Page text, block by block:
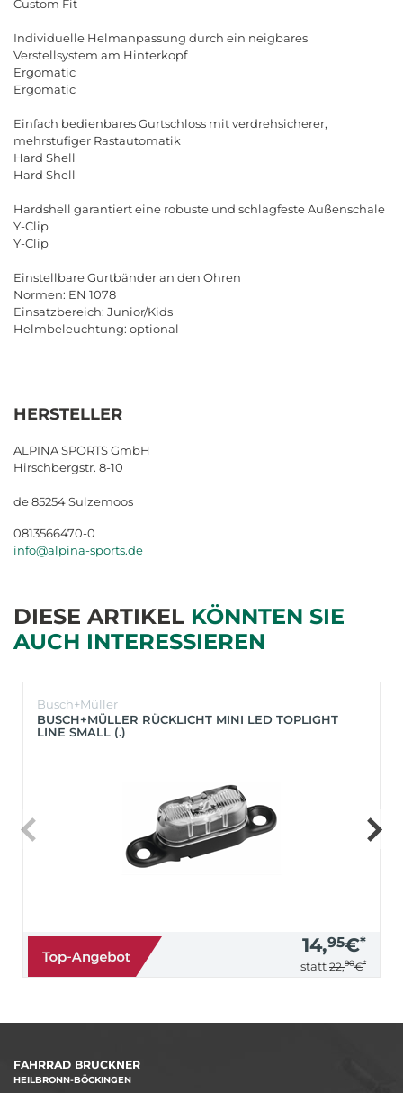
Custom Fit
Individuelle Helmanpassung durch ein neigbares
Verstellsystem am Hinterkopf
Ergomatic
Ergomatic
Einfach bedienbares Gurtschloss mit verdrehsicherer,
mehrstufiger Rastautomatik
Hard Shell
Hard Shell
Hardshell garantiert eine robuste und schlagfeste Außenschale
Y-Clip
Y-Clip
Einstellbare Gurtbänder an den Ohren
Normen: EN 1078
Einsatzbereich: Junior/Kids
Helmbeleuchtung: optional
HERSTELLER
ALPINA SPORTS GmbH
Hirschbergstr. 8-10
de 85254 Sulzemoos
0813566470-0
info@alpina-sports.de
DIESE ARTIKEL KÖNNTEN SIE
AUCH INTERESSIEREN
Busch+Müller
BUSCH+MÜLLER RÜCKLICHT MINI LED TOPLIGHT
LINE SMALL (.)
14,95€*
statt 22,90€*
FAHRRAD BRUCKNER
HEILBRONN-BÖCKINGEN